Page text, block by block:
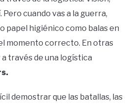
cuando vas a la guerra,
papel higiénico como balas en
momento correcto. En otras
través de una logística
demostrar que las batallas, las